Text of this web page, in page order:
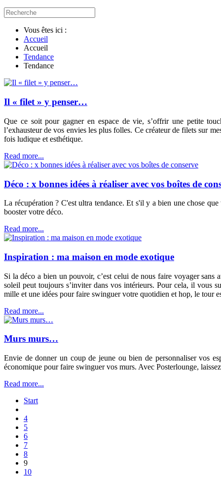
Vous êtes ici :
Accueil
Accueil
Tendance
Tendance
Il « filet » y penser…
Que ce soit pour gagner en espace de vie, s’offrir une petite
l’exhausteur de vos envies les plus folles. Ce créateur de filets sur
fois ludique et esthétique.
Read more...
Déco : x bonnes idées à réaliser avec vos boîtes de
La récupération ? C'est ultra tendance. Et s'il y a bien une chose
booster votre déco.
Read more...
Inspiration : ma maison en mode exotique
Si la déco a bien un pouvoir, c’est celui de nous faire voyager
soleil peut toujours s’inviter dans vos intérieurs. Pour cela, il vous
mille et une idées pour faire swinguer votre quotidien et hop, le tour
Read more...
Murs murs…
Envie de donner un coup de jeune ou bien de personnaliser vos
économique pour faire swinguer vos murs. Avec Posterlounge,
Read more...
Start
4
5
6
7
8
9
10